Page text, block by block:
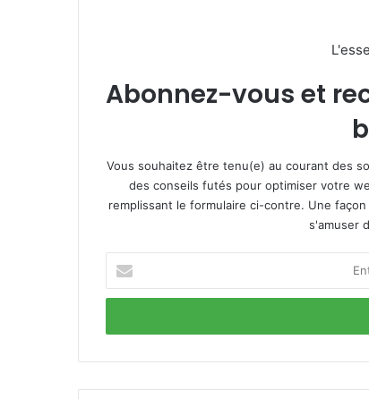
Abonnez-vous et
Vous souhaitez être tenu(e) au courant des
des conseils futés pour optimiser votre
remplissant le formulaire ci-contre. Une
s'amuser
t
e
o